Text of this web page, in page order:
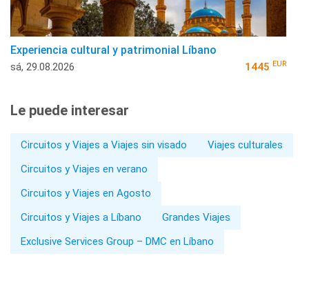
Experiencia cultural y patrimonial Líbano
sá, 29.08.2026 1445 EUR
Le puede interesar
Circuitos y Viajes a Viajes sin visado
Viajes culturales
Circuitos y Viajes en verano
Circuitos y Viajes en Agosto
Circuitos y Viajes a Líbano
Grandes Viajes
Exclusive Services Group – DMC en Líbano